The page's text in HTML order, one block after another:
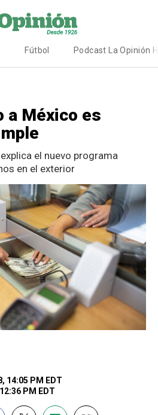
Fútbol Podcast La Opinión
a México es
el nuevo programa
en el exterior
14:05 PM EDT
PM EDT